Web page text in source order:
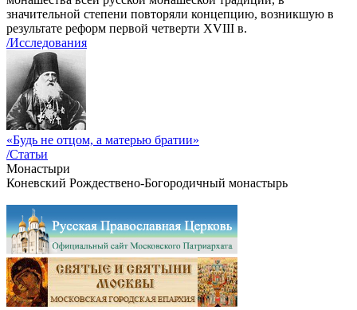
значительной степени повторяли концепцию, возникшую в
результате реформ первой четверти XVIII в.
/Исследования
«Будь не отцом, а матерью братии»
/Статьи
Монастыри
Коневский Рождествено-Богородичный монастырь